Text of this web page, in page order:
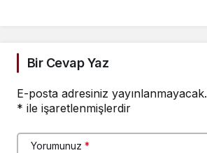
Bir Cevap Yaz
E-posta adresiniz yayınlanmayacak.
* ile işaretlenmişlerdir
Yorumunuz *